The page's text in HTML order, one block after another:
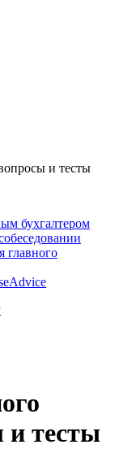
и тесты
бухгалтером
главного
и тесты